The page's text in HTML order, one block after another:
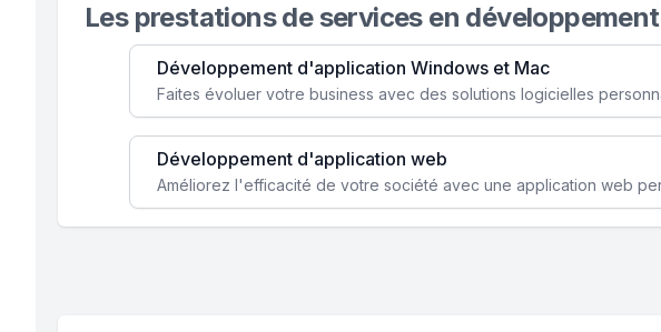
Les prestations de services en
Développement d'application Windows et Mac
Développement d'application web